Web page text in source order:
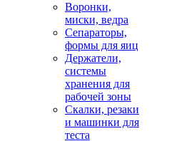
Воронки,
миски, ведра
Сепараторы,
формы для яиц
Держатели,
системы
хранения для
рабочей зоны
Скалки, резаки
и машинки для
теста